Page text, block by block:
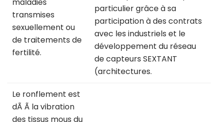
transmises
sexuellement ou
de traitements de
fertilité.
particulier grâce à sa
participation à des contrats
avec les industriels et le
développement du réseau
de capteurs SEXTANT
(architectures.
Le ronflement est
dÃ Ã la vibration
des tissus mous du